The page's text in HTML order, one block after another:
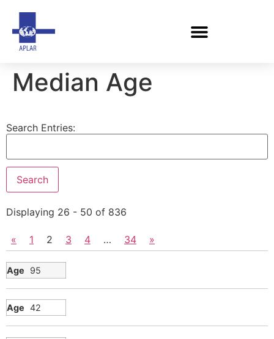
Median Age
Search Entries:
Displaying 26 - 50 of 836
« 1 2 3 4 … 34 »
95
42